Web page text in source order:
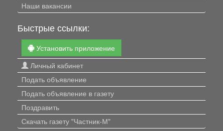
Наши вакансии
Быстрые ссылки:
Установить приложение
Личный кабинет
Подать объявление
Подать объявление в газету
Поздравить
Скачать газету "Частник-М"